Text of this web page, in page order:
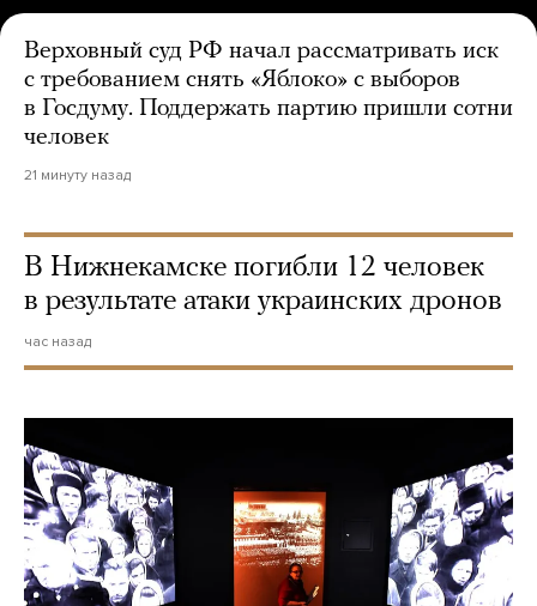
Верховный суд РФ начал рассматривать иск
с требованием снять «Яблоко» с выборов
в Госдуму. Поддержать партию пришли сотни
человек
21 минуту назад
В Нижнекамске погибли 12 человек
в результате атаки украинских дронов
час назад